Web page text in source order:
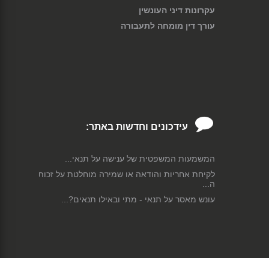
עקרונות דיני העונשין
עורך דין מומחה לתעבורה
עידכונים וחדשות באתר:
המשמעות המשפטית של ענישה על תנאי...
לקיחת אחריות והודאה או שמירה מוחלטת על זכות
ה...
עונש מאסר על תנאי - מתי ובאילו תנאים?...